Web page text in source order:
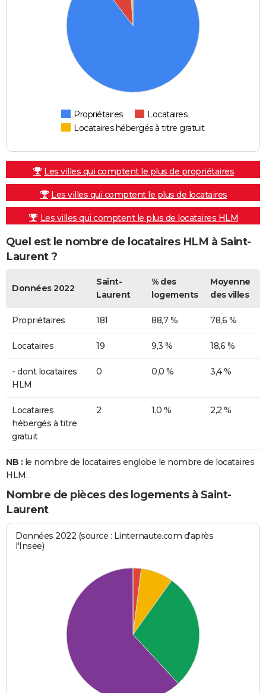
Propriétaires
Locataires
Locataires hébergés à titre gratuit
Les villes qui comptent le plus de propriétaires
Les villes qui comptent le plus de locataires
Les villes qui comptent le plus de locataires HLM
Quel est le nombre de locataires HLM à Saint-
Laurent ?
Données 2022
Saint-
Laurent
% des
logements
Moyenne
des villes
Propriétaires 181 88,7 % 78,6 %
Locataires 19 9,3 % 18,6 %
- dont locataires
HLM
0 0,0 % 3,4 %
Locataires
hébergés à titre
gratuit
2 1,0 % 2,2 %
NB : le nombre de locataires englobe le nombre de locataires
HLM.
Nombre de pièces des logements à Saint-
Laurent
Données 2022 (source : Linternaute.com d'après
l'Insee)